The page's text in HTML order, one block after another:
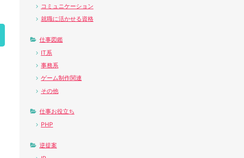
コミュニケーション
就職に活かせる資格
仕事図鑑
IT系
事務系
ゲーム制作関連
その他
仕事お役立ち
PHP
逆提案